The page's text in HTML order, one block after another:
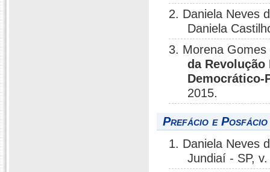
2. Daniela Neves
Daniela
3. Morena
da
Democrático-
2015.
Prefácio e
1. Daniela Neves
Jundiaí - SP,